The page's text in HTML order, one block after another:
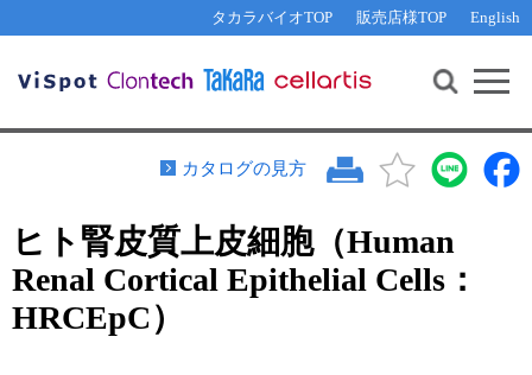
タカラバイオTOP 販売店様TOP English
機能解析・サイレンシング
PCR・等温増幅
リアルタイムPCR（qPCR）
装置・ソフトウェア
その他 ライセンスに関するご相談
遺伝子組換え生物該当製品
研究支援ツール
Cut-Site Navigator 制限酵素切断サイトの検索
In-Fusion Cloning プライマー設計
抗体検索サイト
リアルタイムPCR （インターカレーター法）
プライマー検索・注文
お問い合わせ WEB会員登録
カタログの見方
ヒト腎皮質上皮細胞（Human
Renal Cortical Epithelial Cells：
HRCEpC）